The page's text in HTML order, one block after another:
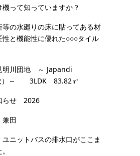
って知っていますか？
等の水廻りの床に貼ってある材
と機能性に優れた○○○タイル
明川団地 ～ Japandi
）～ 3LDK 83.82㎡
らせ 2026
田
ニットバスの排水口がここま